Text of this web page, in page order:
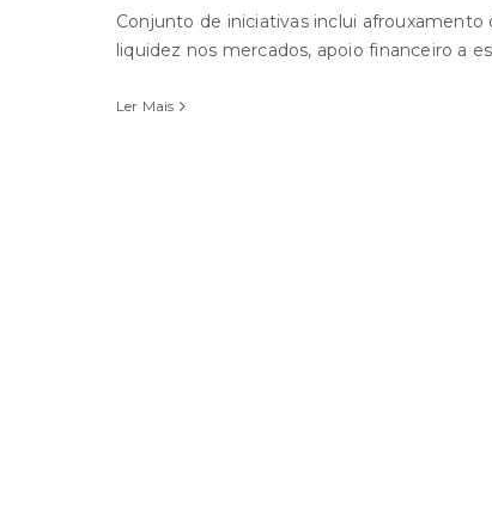
Conjunto de iniciativas inclui afrouxamento
liquidez nos mercados, apoio financeiro a
Ler Mais